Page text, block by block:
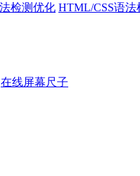
检测优化 HTML/CSS语法
在线屏幕尺子